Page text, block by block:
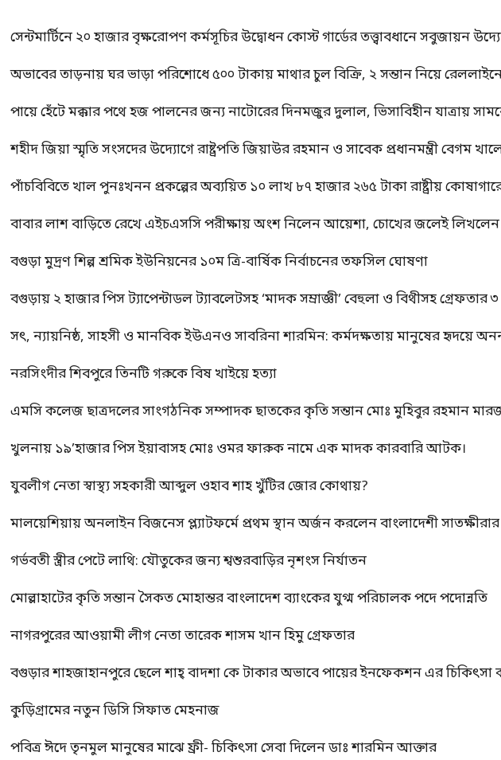
সেন্টমার্টিনে ২০ হাজার বৃক্ষরোপণ কর্মসূচির উদ্বোধন কোস্ট গার্ডের তত্ত্বাবধানে সবুজায়ন
অভাবের তাড়নায় ঘর ভাড়া পরিশোধে ৫০০ টাকায় মাথার চুল বিক্রি, ২ সন্তান নিয়ে
পায়ে হেঁটে মক্কার পথে হজ পালনের জন্য নাটোরের দিনমজুর দুলাল, ভিসাবিহীন যাত্রায়
শহীদ জিয়া স্মৃতি সংসদের উদ্যোগে রাষ্ট্রপতি জিয়াউর রহমান ও সাবেক প্রধানমন্ত্রী বেগম
পাঁচবিবিতে খাল পুনঃখনন প্রকল্পের অব্যয়িত ১০ লাখ ৮৭ হাজার ২৬৫ টাকা রাষ্ট্রীয়
বাবার লাশ বাড়িতে রেখে এইচএসসি পরীক্ষায় অংশ নিলেন আয়েশা, চোখের জলেই লিখলেন
বগুড়া মুদ্রণ শিল্প শ্রমিক ইউনিয়নের ১০ম ত্রি-বার্ষিক নির্বাচনের তফসিল ঘোষণা
বগুড়ায় ২ হাজার পিস ট্যাপেন্টাডল ট্যাবলেটসহ ‘মাদক সম্রাজ্ঞী’ বেহুলা ও বিথীসহ গ্রেফতার ৩
সৎ, ন্যায়নিষ্ঠ, সাহসী ও মানবিক ইউএনও সাবরিনা শারমিন: কর্মদক্ষতায় মানুষের হৃদয়ে
নরসিংদীর শিবপুরে তিনটি গরুকে বিষ খাইয়ে হত্যা
এমসি কলেজ ছাত্রদলের সাংগঠনিক সম্পাদক ছাতকের কৃতি সন্তান মোঃ মুহিবুর রহমান
খুলনায় ১৯’হাজার পিস ইয়াবাসহ মোঃ ওমর ফারুক নামে এক মাদক কারবারি আটক।
যুবলীগ নেতা স্বাস্থ্য সহকারী আব্দুল ওহাব শাহ খুঁটির জোর কোথায়?
মালয়েশিয়ায় অনলাইন বিজনেস প্ল্যাটফর্মে প্রথম স্থান অর্জন করলেন বাংলাদেশী
গর্ভবতী স্ত্রীর পেটে লাথি: যৌতুকের জন্য শ্বশুরবাড়ির নৃশংস নির্যাতন
মোল্লাহাটের কৃতি সন্তান সৈকত মোহান্তর বাংলাদেশ ব্যাংকের যুগ্ম পরিচালক পদে পদোন্নতি
নাগরপুরের আওয়ামী লীগ নেতা তারেক শাসম খান হিমু গ্রেফতার
বগুড়ার শাহজাহানপুরে ছেলে শাহ্ বাদশা কে টাকার অভাবে পায়ের ইনফেকশন এর চিকিৎসা
কুড়িগ্রামের নতুন ডিসি সিফাত মেহনাজ
পবিত্র ঈদে তৃনমুল মানুষের মাঝে ফ্রী- চিকিৎসা সেবা দিলেন ডাঃ শারমিন আক্তার